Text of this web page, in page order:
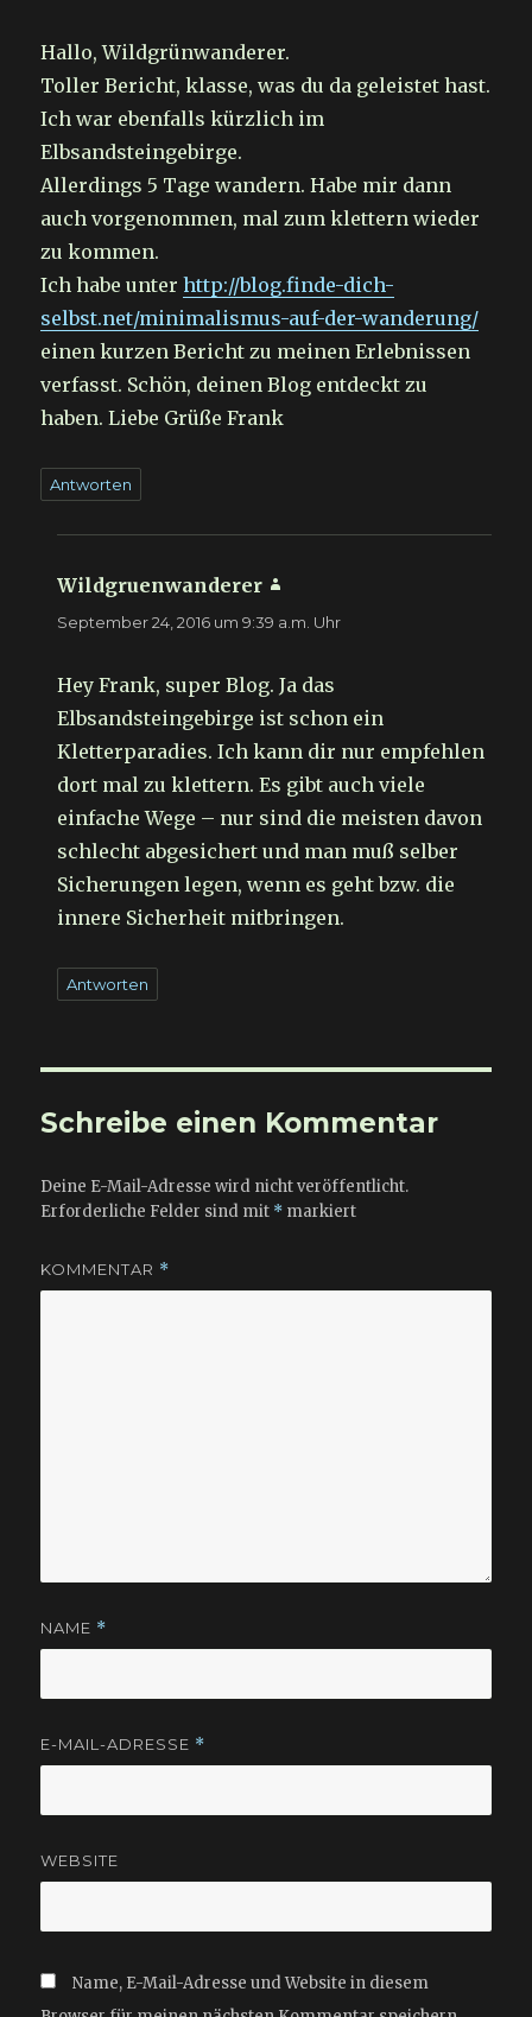
Hallo, Wildgrünwanderer.
Toller Bericht, klasse, was du da geleistet hast.
Ich war ebenfalls kürzlich im
Elbsandsteingebirge.
Allerdings 5 Tage wandern. Habe mir dann
auch vorgenommen, mal zum klettern wieder
zu kommen.
Ich habe unterhttp://blog.finde-dich-
selbst.net/minimalismus-auf-der-wanderung/
einen kurzen Bericht zu meinen Erlebnissen
verfasst. Schön, deinen Blog entdeckt zu
haben. Liebe Grüße Frank
Antworten
Wildgruenwanderer
September 24, 2016 um 9:39 a.m. Uhr
Hey Frank, super Blog. Ja das
Elbsandsteingebirge ist schon ein
Kletterparadies. Ich kann dir nur empfehlen
dort mal zu klettern. Es gibt auch viele
einfache Wege – nur sind die meisten davon
schlecht abgesichert und man muß selber
Sicherungen legen, wenn es geht bzw. die
innere Sicherheit mitbringen.
Antworten
Schreibe einen Kommentar
Deine E-Mail-Adresse wird nicht veröffentlicht.
Erforderliche Felder sind mit * markiert
KOMMENTAR *
NAME *
E-MAIL-ADRESSE *
WEBSITE
Name, E-Mail-Adresse und Website in diesem